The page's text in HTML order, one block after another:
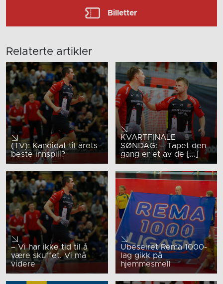
Billetter
Relaterte artikler
(TV): Kandidat til årets
beste innspill?
KVARTFINALE
SØNDAG: – Tapet den
gang er et av de [...]
– Vi har ikke tid til å
være skuffet. Vi må
videre
Ubeseiret Rema 1000-
lag gikk på
hjemmesmell